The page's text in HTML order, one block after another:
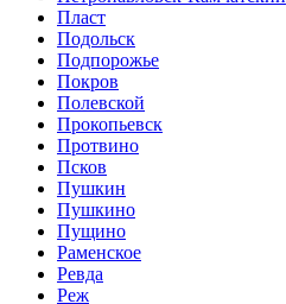
Пласт
Подольск
Подпорожье
Покров
Полевской
Прокопьевск
Протвино
Псков
Пушкин
Пушкино
Пущино
Раменское
Ревда
Реж